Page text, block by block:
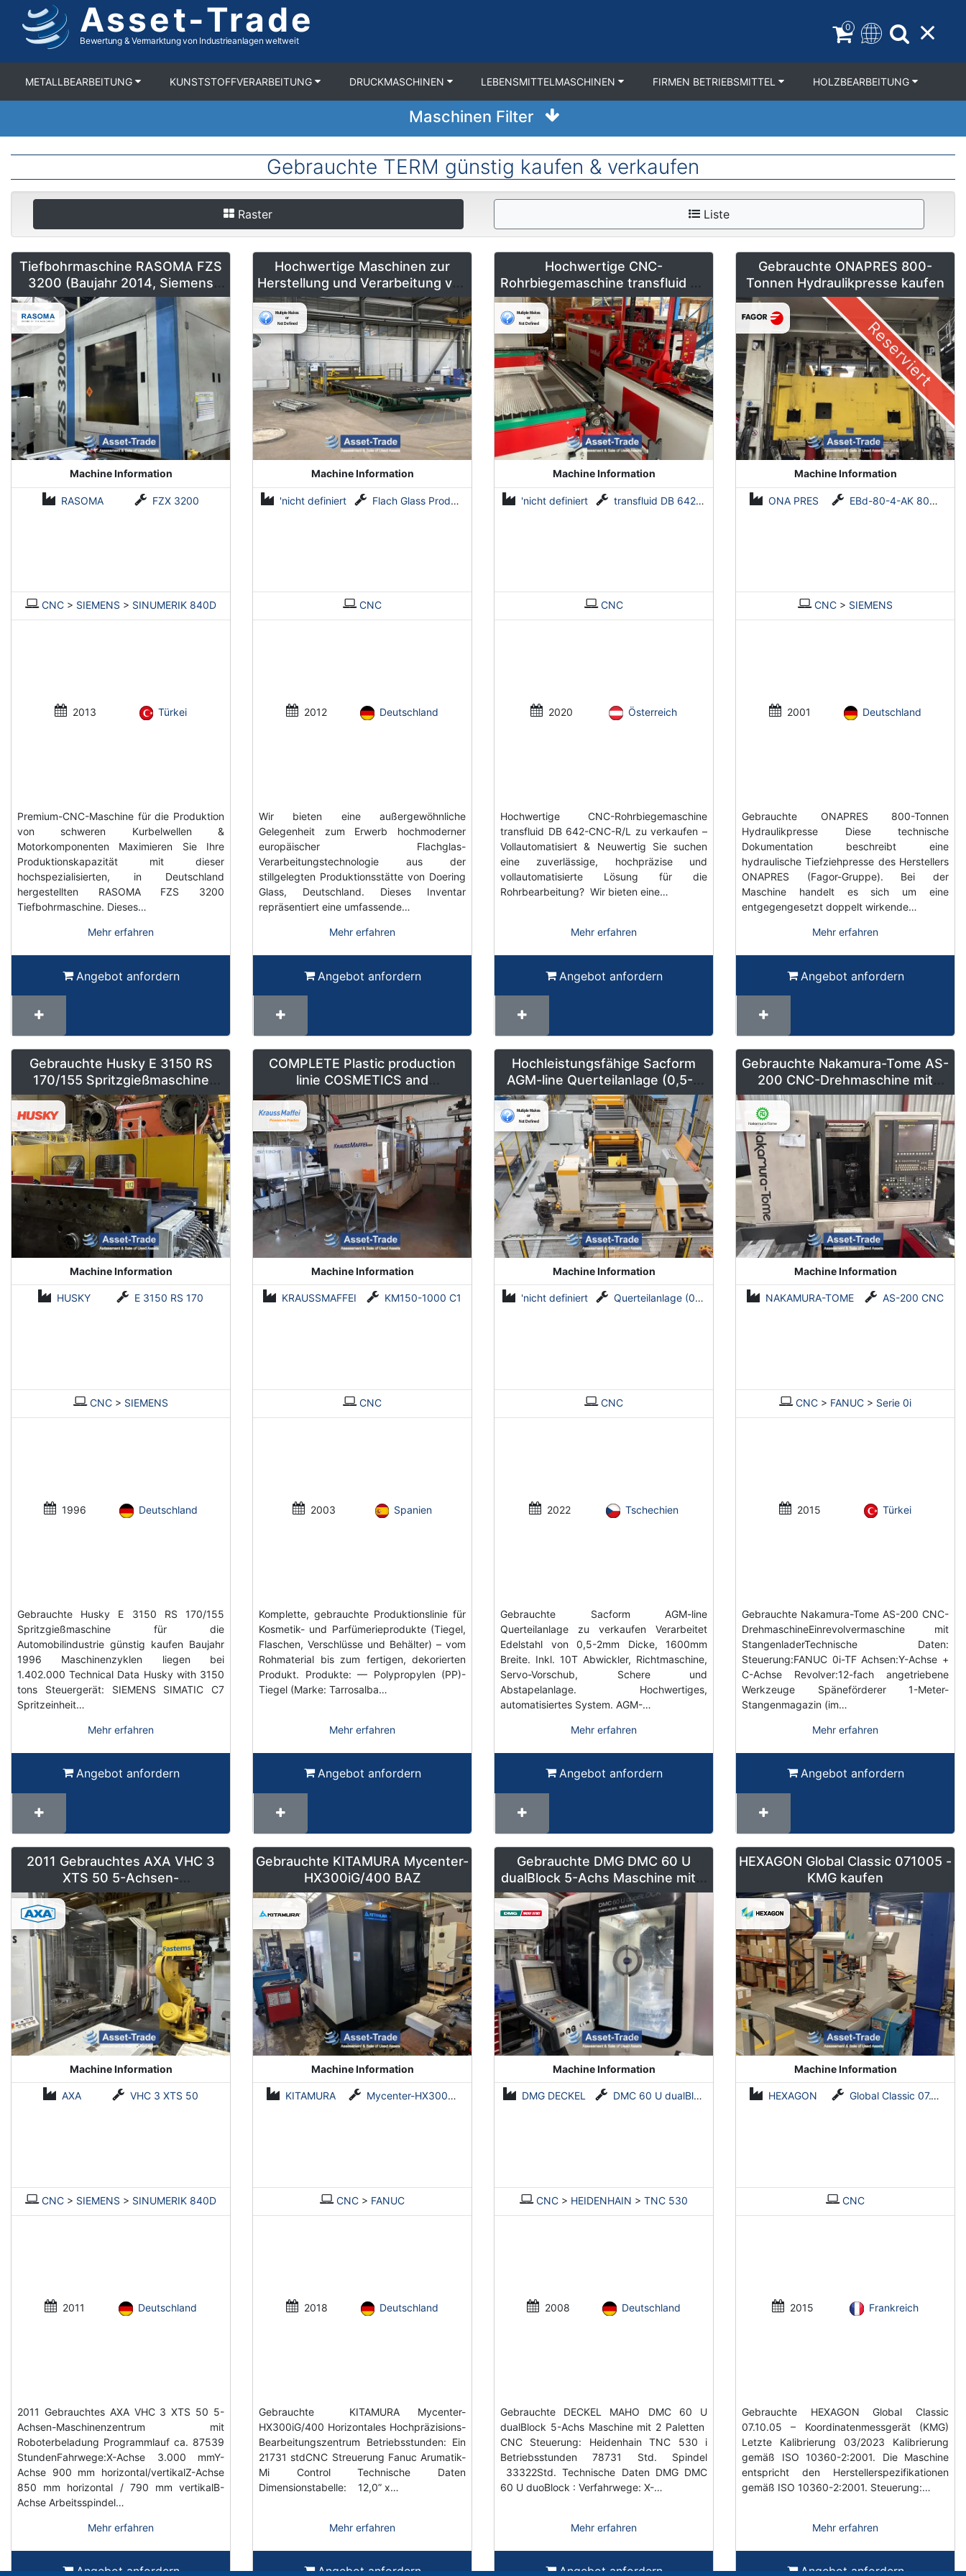
Asset-Trade
Bewertung & Vermarktung von Industrieanlagen weltweit
0
METALLBEARBEITUNG KUNSTSTOFFVERARBEITUNG DRUCKMASCHINEN LEBENSMITTELMASCHINEN FIRMEN BETRIEBSMITTEL HOLZBEARBEITUNG
Maschinen Filter
Gebrauchte TERM günstig kaufen & verkaufen
Raster Liste
Tiefbohrmaschine RASOMA FZS
3200 (Baujahr 2014, Siemens
840D sl) kaufen
Machine Information
RASOMA FZX 3200
CNC > SIEMENS > SINUMERIK 840D
2013 Türkei
Premium-CNC-Maschine für die Produktion
von schweren Kurbelwellen &
Motorkomponenten Maximieren Sie Ihre
Produktionskapazität mit dieser
hochspezialisierten, in Deutschland
hergestellten RASOMA FZS 3200
Tiefbohrmaschine. Dieses…
Mehr erfahren
Angebot anfordern
Hochwertige Maschinen zur
Herstellung und Verarbeitung von
Flachglas von Doering Radeburg –
Weltweit erhältlich
Machine Information
'nicht definiert Flach Glass Produktion Anlagen
CNC
2012 Deutschland
Wir bieten eine außergewöhnliche
Gelegenheit zum Erwerb hochmoderner
europäischer Flachglas-
Verarbeitungstechnologie aus der
stillgelegten Produktionsstätte von Doering
Glass, Deutschland. Dieses Inventar
repräsentiert eine umfassende…
Mehr erfahren
Angebot anfordern
Hochwertige CNC-
Rohrbiegemaschine transfluid DB
642-CNC-R/L zu verkaufen –
Vollautomatisiert & Neuwertig
Machine Information
'nicht definiert transfluid DB 642-CNC-R/L
CNC
2020 Österreich
Hochwertige CNC-Rohrbiegemaschine
transfluid DB 642-CNC-R/L zu verkaufen –
Vollautomatisiert & Neuwertig Sie suchen
eine zuverlässige, hochpräzise und
vollautomatisierte Lösung für die
Rohrbearbeitung? Wir bieten eine…
Mehr erfahren
Angebot anfordern
Gebrauchte ONAPRES 800-
Tonnen Hydraulikpresse kaufen
Reserviert
Machine Information
ONA PRES EBd-80-4-AK 800 tons
CNC > SIEMENS
2001 Deutschland
Gebrauchte ONAPRES 800-Tonnen
Hydraulikpresse Diese technische
Dokumentation beschreibt eine
hydraulische Tiefziehpresse des Herstellers
ONAPRES (Fagor-Gruppe). Bei der
Maschine handelt es sich um eine
entgegengesetzt doppelt wirkende…
Mehr erfahren
Angebot anfordern
Gebrauchte Husky E 3150 RS
170/155 Spritzgießmaschine
kaufen
Machine Information
HUSKY E 3150 RS 170
CNC > SIEMENS
1996 Deutschland
Gebrauchte Husky E 3150 RS 170/155
Spritzgießmaschine für die
Automobilindustrie günstig kaufen Baujahr
1996 Maschinenzyklen liegen bei
1.402.000 Technical Data Husky with 3150
tons Steuergerät: SIEMENS SIMATIC C7
Spritzeinheit…
Mehr erfahren
Angebot anfordern
COMPLETE Plastic production
linie COSMETICS and
PERFUMERY, jars, bottles, caps
and containers for sale
Machine Information
KRAUSSMAFFEI KM150-1000 C1
CNC
2003 Spanien
Komplette, gebrauchte Produktionslinie für
Kosmetik- und Parfümerieprodukte (Tiegel,
Flaschen, Verschlüsse und Behälter) – vom
Rohmaterial bis zum fertigen, dekorierten
Produkt. Produkte: — Polypropylen (PP)-
Tiegel (Marke: Tarrosalba…
Mehr erfahren
Angebot anfordern
Hochleistungsfähige Sacform
AGM-line Querteilanlage (0,5-2
mm x 1600 mm)
Machine Information
'nicht definiert Querteilanlage (0,5-2 mm x 1600 mm)
CNC
2022 Tschechien
Gebrauchte Sacform AGM-line
Querteilanlage zu verkaufen Verarbeitet
Edelstahl von 0,5-2mm Dicke, 1600mm
Breite. Inkl. 10T Abwickler, Richtmaschine,
Servo-Vorschub, Schere und
Abstapelanlage. Hochwertiges,
automatisiertes System. AGM-…
Mehr erfahren
Angebot anfordern
Gebrauchte Nakamura-Tome AS-
200 CNC-Drehmaschine mit
Stangenlader
Machine Information
NAKAMURA-TOME AS-200 CNC
CNC > FANUC > Serie 0i
2015 Türkei
Gebrauchte Nakamura-Tome AS-200 CNC-
DrehmaschineEinrevolvermaschine mit
StangenladerTechnische Daten:
Steuerung:FANUC 0i-TF Achsen:Y-Achse +
C-Achse Revolver:12-fach angetriebene
Werkzeuge Späneförderer 1-Meter-
Stangenmagazin (im…
Mehr erfahren
Angebot anfordern
2011 Gebrauchtes AXA VHC 3
XTS 50 5-Achsen-
Maschinenzentrum mit
Roboterbeladung
Machine Information
AXA VHC 3 XTS 50
CNC > SIEMENS > SINUMERIK 840D
2011 Deutschland
2011 Gebrauchtes AXA VHC 3 XTS 50 5-
Achsen-Maschinenzentrum mit
Roboterbeladung Programmlauf ca. 87539
StundenFahrwege:X-Achse 3.000 mmY-
Achse 900 mm horizontal/vertikalZ-Achse
850 mm horizontal / 790 mm vertikalB-
Achse Arbeitsspindel…
Mehr erfahren
Angebot anfordern
Gebrauchte KITAMURA Mycenter-
HX300iG/400 BAZ
Machine Information
KITAMURA Mycenter-HX300iG/400
CNC > FANUC
2018 Deutschland
Gebrauchte KITAMURA Mycenter-
HX300iG/400 Horizontales Hochpräzisions-
Bearbeitungszentrum Betriebsstunden: Ein
21731 stdCNC Streuerung Fanuc Arumatik-
Mi Control Technische Daten
Dimensionstabelle: 12,0” x…
Mehr erfahren
Angebot anfordern
Gebrauchte DMG DMC 60 U
dualBlock 5-Achs Maschine mit 2
Paletten
Machine Information
DMG DECKEL DMC 60 U dualBlock
CNC > HEIDENHAIN > TNC 530
2008 Deutschland
Gebrauchte DECKEL MAHO DMC 60 U
dualBlock 5-Achs Maschine mit 2 Paletten
CNC Steuerung: Heidenhain TNC 530 i
Betriebsstunden 78731 Std. Spindel
33322Std. Technische Daten DMG DMC
60 U duoBlock : Verfahrwege: X-…
Mehr erfahren
Angebot anfordern
HEXAGON Global Classic 071005 -
KMG kaufen
Machine Information
HEXAGON Global Classic 07.10.05
CNC
2015 Frankreich
Gebrauchte HEXAGON Global Classic
07.10.05 – Koordinatenmessgerät (KMG)
Letzte Kalibrierung 03/2023 Kalibrierung
gemäß ISO 10360-2:2001. Die Maschine
entspricht den Herstellerspezifikationen
gemäß ISO 10360-2:2001. Steuerung:…
Mehr erfahren
Angebot anfordern